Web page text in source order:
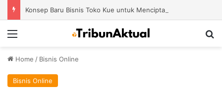
Home / Bisnis Online
Bisnis Online